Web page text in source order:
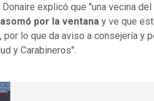
explicó que "una vecina
por la ventana y ve que
por lo que da aviso a consejería y
y Carabineros".